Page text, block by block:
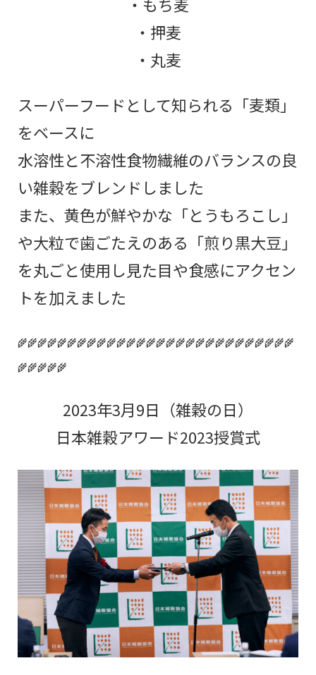
・押麦
・丸麦
スーパーフードとして知られる「麦類」
をベースに
水溶性と不溶性食物繊維のバランスの良
い雑穀をブレンドしました
また、黄色が鮮やかな「とうもろこし」
や大粒で歯ごたえのある「煎り黒大豆」
を丸ごと使用し見た目や食感にアクセン
トを加えました
🌾🌾🌾🌾🌾🌾🌾🌾🌾🌾🌾🌾🌾🌾🌾🌾🌾🌾🌾🌾🌾🌾🌾🌾🌾🌾🌾🌾
🌾🌾🌾🌾🌾
2023年3月9日（雑穀の日）
日本雑穀アワード2023授賞式